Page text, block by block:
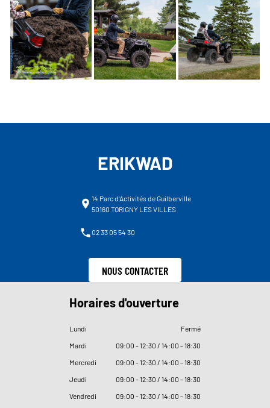
ERIKWAD
14 Parc d'Activités de Guilberville
50160 TORIGNY LES VILLES
02 33 05 54 30
NOUS CONTACTER
Horaires d'ouverture
Lundi
Fermé
Mardi
09:00 - 12:30 / 14:00 - 18:30
Mercredi
09:00 - 12:30 / 14:00 - 18:30
Jeudi
09:00 - 12:30 / 14:00 - 18:30
Vendredi
09:00 - 12:30 / 14:00 - 18:30